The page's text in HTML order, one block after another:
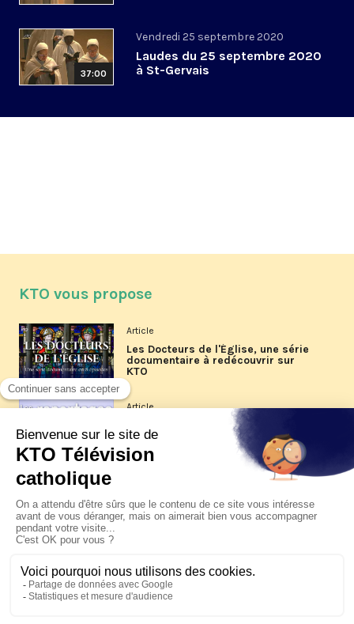
37:00
Vendredi 25 septembre 2020
Laudes du 25 septembre 2020
à St-Gervais
KTO vous propose
Article
Les Docteurs de l'Église, une série
documentaire à redécouvrir sur
KTO
Article
Les reportages d'été 2026 de KTO
La visite pastorale du pape Léon
XIV à Assise à suivre sur KTO le
jeudi 6 août
Le pape en Uruguay, Argentine et
Pérou du 6 au 17 novembre 2026